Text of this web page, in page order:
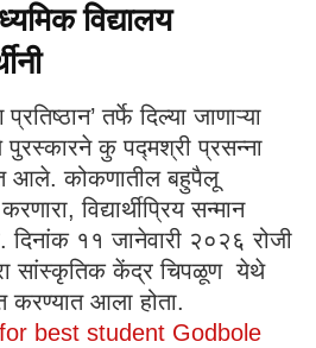
विद्यालय
तर्फे दिल्या जाणाऱ्या
पुरस्कारने कु पद्मश्री प्रसन्ना
आले. कोकणातील बहुपैलू
विद्यार्थीप्रिय सन्मान
दिनांक ११ जानेवारी २०२६ रोजी
सांस्कृतिक केंद्र चिपळूण येथे
करण्यात आला होता.
best student Godbole